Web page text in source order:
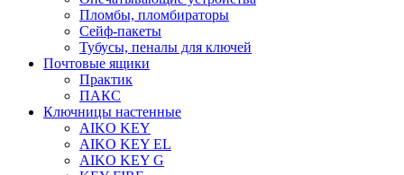
Пломбы, пломбираторы
Сейф-пакеты
Тубусы, пеналы для ключей
Почтовые ящики
Практик
ПАКС
Ключницы настенные
AIKO KEY
AIKO KEY EL
AIKO KEY G